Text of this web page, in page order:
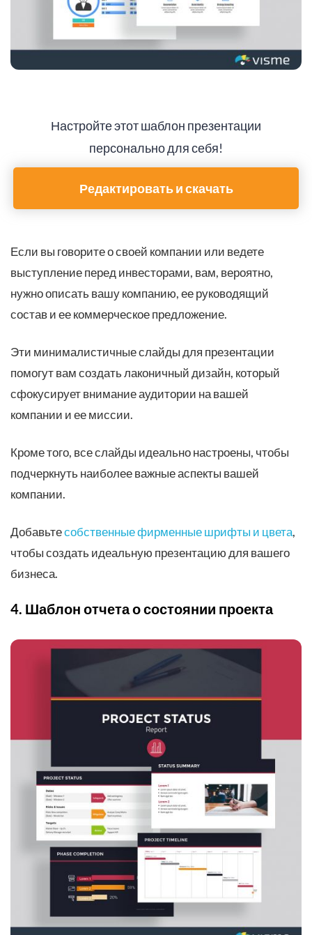
Настройте этот шаблон презентации
персонально для себя!
Редактировать и скачать
Если вы говорите о своей компании или ведете
выступление перед инвесторами, вам, вероятно,
нужно описать вашу компанию, ее руководящий
состав и ее коммерческое предложение.
Эти минималистичные слайды для презентации
помогут вам создать лаконичный дизайн, который
сфокусирует внимание аудитории на вашей
компании и ее миссии.
Кроме того, все слайды идеально настроены, чтобы
подчеркнуть наиболее важные аспекты вашей
компании.
Добавьтесобственные фирменные шрифты и цвета,
чтобы создать идеальную презентацию для вашего
бизнеса.
4. Шаблон отчета о состоянии проекта